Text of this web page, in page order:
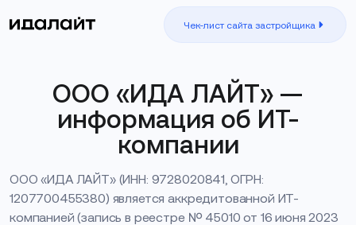
Чек-лист сайта застройщика
ООО «ИДА ЛАЙТ» —
информация об ИТ-
компании
ООО «ИДА ЛАЙТ» (ИНН: 9728020841, ОГРН:
1207700455380) является аккредитованной ИТ-
компанией (запись в реестре № 45010 от 16 июня 2023